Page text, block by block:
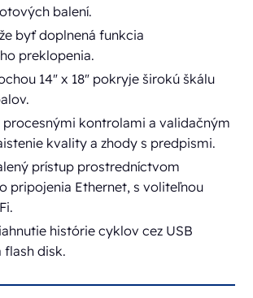
balení.
byť doplnená funkcia
preklopenia.
14" x 18" pokryje širokú škálu
procesnými kontrolami a validačným
kvality a zhody s predpismi.
prístup prostredníctvom
pripojenia Ethernet, s voliteľnou
histórie cyklov cez USB
flash disk.